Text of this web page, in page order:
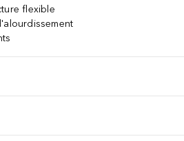
flexible